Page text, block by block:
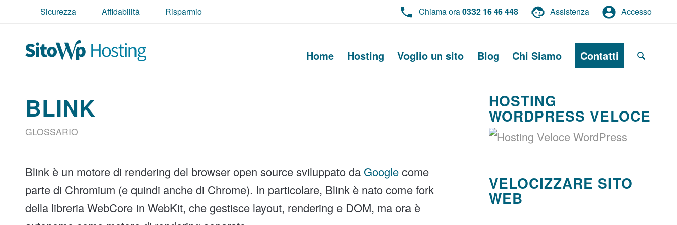
Sicurezza Affidabilità Risparmio Chiama ora0332 16 46 448 Assistenza Accesso
Home Hosting Voglio un sito Blog Chi Siamo Contatti
BLINK
GLOSSARIO
Blink è un motore di rendering del browser open source sviluppato da Googlecome
parte di Chromium (e quindi anche di Chrome). In particolare, Blink è nato come fork
della libreria WebCore in WebKit, che gestisce layout, rendering e DOM, ma ora è
HOSTING
WORDPRESS VELOCE
VELOCIZZARE SITO
WEB